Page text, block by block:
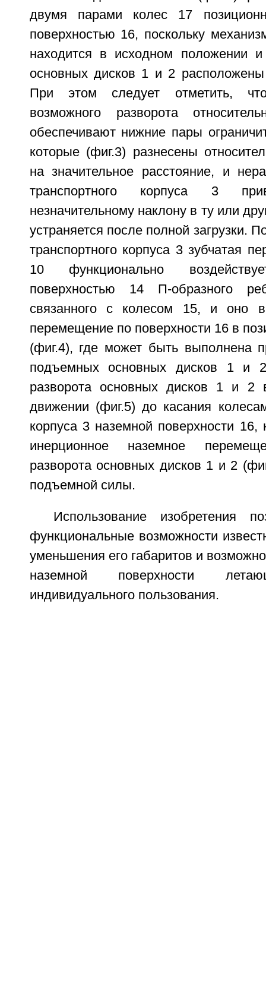
двумя парами колес 17
поверхностью 16, поскольку
находится в исходном положении
основных дисков 1 и 2
При этом следует отметить,
возможного разворота
обеспечивают нижние пары
которые (фиг.3) разнесены
на значительное расстояние, и
транспортного корпуса 3
незначительному наклону в ту или
устраняется после полной загрузки.
транспортного корпуса 3 зубчатая
10 функционально
поверхностью 14 П-образного
связанного с колесом 15, и оно
перемещение по поверхности 16 в
(фиг.4), где может быть выполнена
подъемных основных дисков 1 и
разворота основных дисков 1 и 2
движении (фиг.5) до касания
корпуса 3 наземной поверхности 16,
инерционное наземное
разворота основных дисков 1 и 2
подъемной силы.
Использование изобретения
функциональные возможности
уменьшения его габаритов и
наземной поверхности
индивидуального пользования.